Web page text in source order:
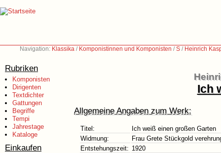
Navigation: Klassika / Komponistinnen und Komponisten /S / Heinrich
Rubriken
Komponisten
Dirigenten
Textdichter
Gattungen
Begriffe
Tempi
Jahrestage
Kataloge
Einkaufen
Ich
Allgemeine Angaben zum Werk:
Titel:
Ich weiß einen großen Garten
Widmung:
Frau Grete Stückgold
Entstehungszeit: 1920